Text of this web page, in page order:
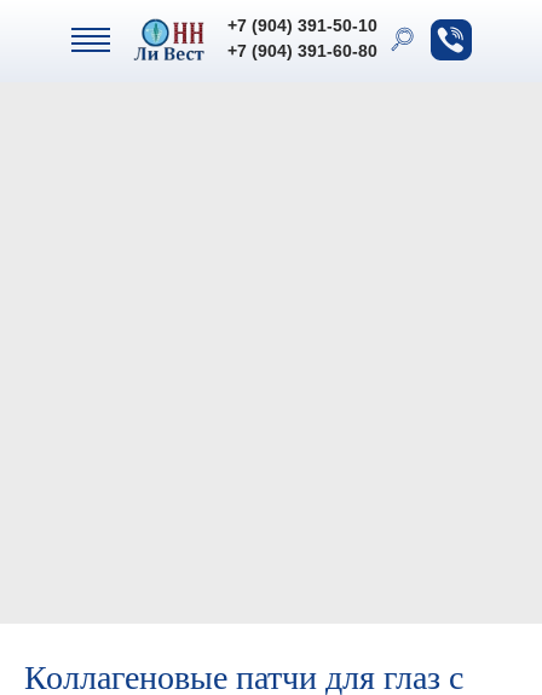
+7 (904) 391-60-80
+7 (904) 391-50-10
+7 (904) 391-60-80
+7 (904) 391-50-10
Коллагеновые патчи для глаз с